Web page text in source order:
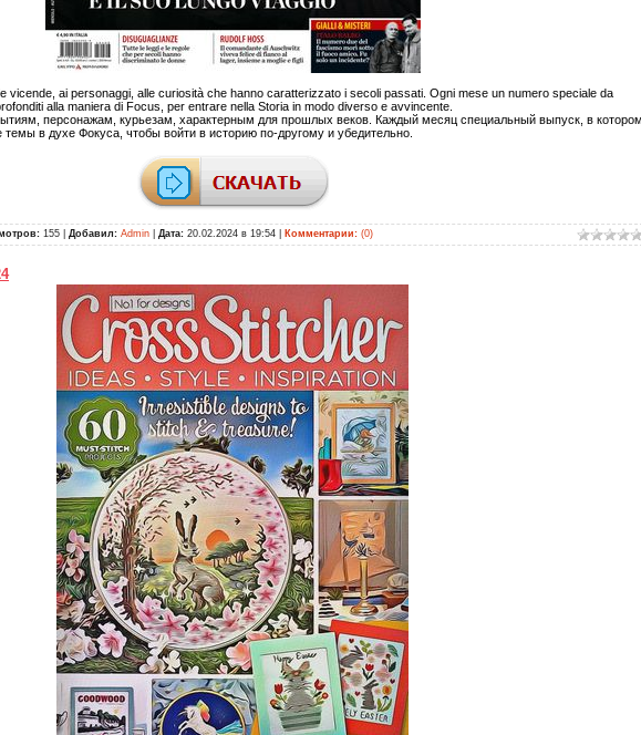
vicende, ai personaggi, alle curiosità che hanno caratterizzato i secoli passati. Ogni mese un numero speciale da
alla maniera di Focus, per entrare nella Storia in modo diverso e avvincente.
персонажам, курьезам, характерным для прошлых веков. Каждый месяц специальный выпуск, в котором
в духе Фокуса, чтобы войти в историю по-другому и убедительно.
155 | Добавил: Admin Дата: 20.02.2024 в 19:54 Комментарии: (0)